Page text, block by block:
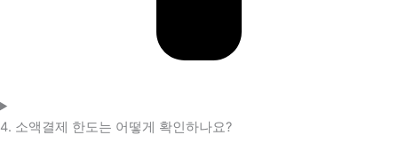
4. 소액결제 한도는 어떻게 확인하나요?